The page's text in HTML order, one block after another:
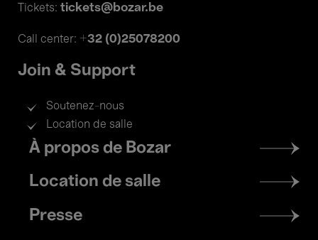
Tickets: tickets@bozar.be
Call center: +32 (0)25078200
Join & Support
Soutenez-nous
Location de salle
Footer
menu
À propos de Bozar
Location de salle
Presse